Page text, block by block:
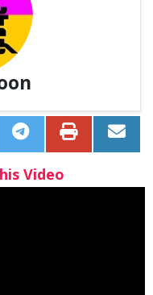
Video